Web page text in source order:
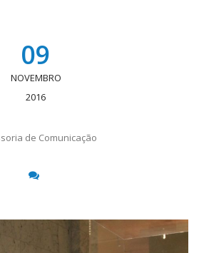
09
NOVEMBRO
2016
de Comunicação